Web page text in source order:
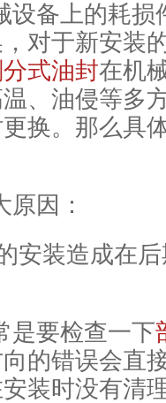
上的耗损
对于新安装
式油封在机
、油侵等多
换。那么具
因：
装造成在后
要检查一下
的错误会直
装时没有清